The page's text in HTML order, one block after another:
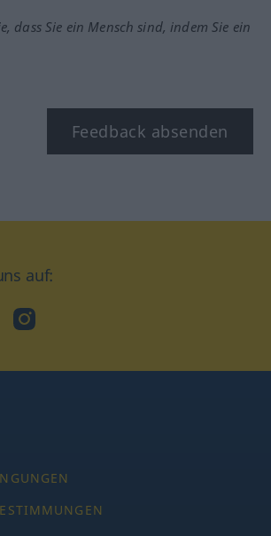
dass Sie ein Mensch sind, indem Sie ein
Feedback absenden
auf:
Instagram